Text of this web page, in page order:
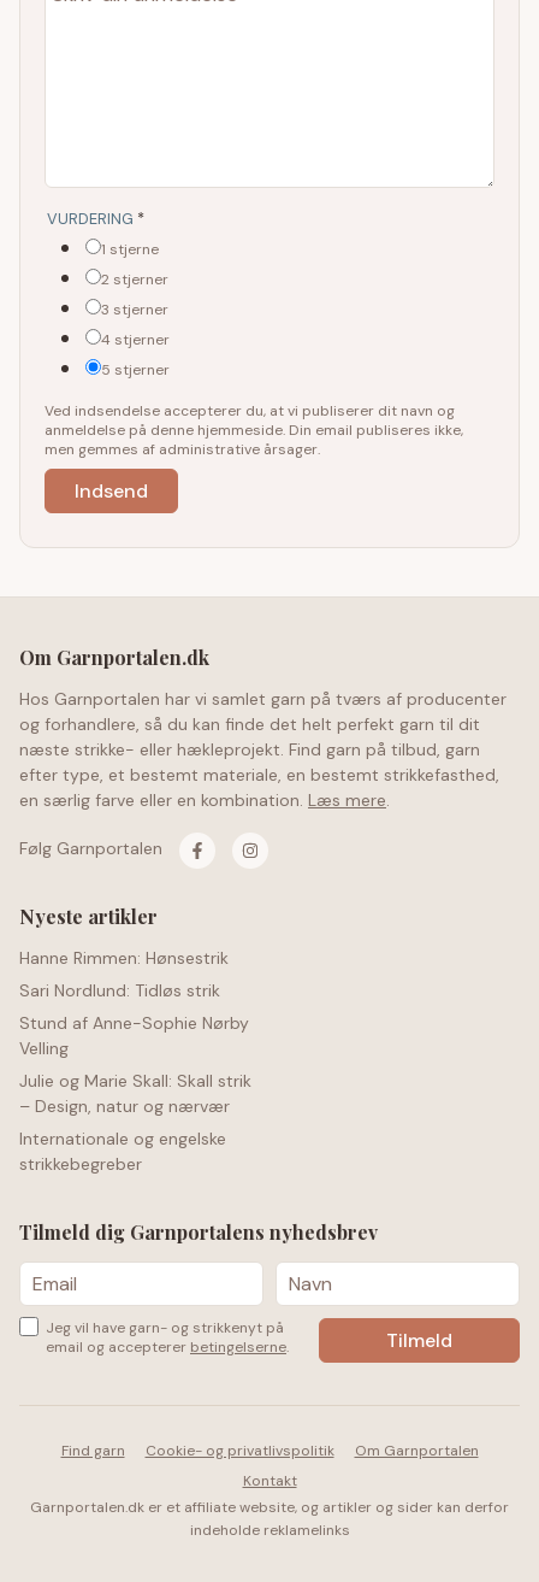
VURDERING *
1 stjerne
2 stjerner
3 stjerner
4 stjerner
5 stjerner
Ved indsendelse accepterer du, at vi publiserer dit navn og
anmeldelse på denne hjemmeside. Din email publiseres ikke,
men gemmes af administrative årsager.
Om Garnportalen.dk
Hos Garnportalen har vi samlet garn på tværs af producenter
og forhandlere, så du kan finde det helt perfekt garn til dit
næste strikke- eller hækleprojekt. Find garn på tilbud, garn
efter type, et bestemt materiale, en bestemt strikkefasthed,
en særlig farve eller en kombination. Læs mere.
Følg Garnportalen
Nyeste artikler
Hanne Rimmen: Hønsestrik
Sari Nordlund: Tidløs strik
Stund af Anne-Sophie Nørby
Velling
Julie og Marie Skall: Skall strik
– Design, natur og nærvær
Internationale og engelske
strikkebegreber
Tilmeld dig Garnportalens nyhedsbrev
Jeg vil have garn- og strikkenyt på
email og accepterer betingelserne.
Find garn Cookie- og privatlivspolitik
Om Garnportalen
Kontakt
Garnportalen.dk er et affiliate website, og artikler og sider kan derfor
indeholde reklamelinks